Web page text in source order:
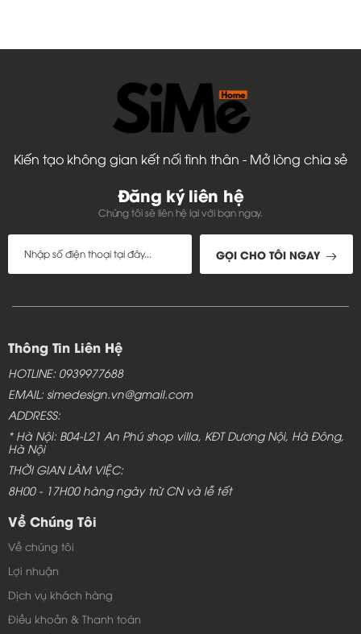
Kiến tạo không gian kết nối tình thân - Mở lòng chia sẻ
Đăng ký liên hệ
Chúng tôi sẽ liên hệ lại với bạn ngay.
GỌI CHO TÔI NGAY
Thông Tin Liên Hệ
HOTLINE: 0939977688
EMAIL: simedesign.vn@gmail.com
ADDRESS:
* Hà Nội: B04-L21 An Phú shop villa, KĐT Dương Nội, Hà Đông,
Hà Nội
THỜI GIAN LÀM VIỆC:
8H00 - 17H00 hàng ngày trừ CN và lễ tết
Về Chúng Tôi
Về chúng tôi
Lợi nhuận
Dịch vụ khách hàng
Điều khoản & Thanh toán